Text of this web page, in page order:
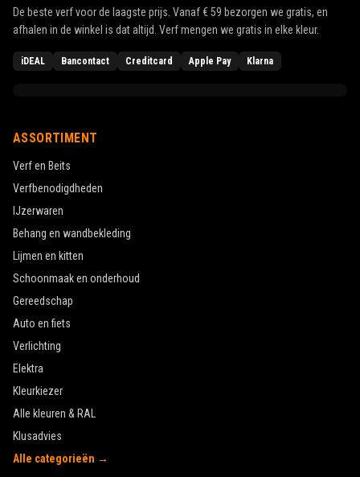
De beste verf voor de laagste prijs. Vanaf€ 59 bezorgen we gratis, en
afhalen in de winkel is dat altijd. Verf mengen we gratis in elke kleur.
iDEAL Bancontact Creditcard Apple Pay Klarna
ASSORTIMENT
Verf en Beits
Verfbenodigdheden
IJzerwaren
Behang en wandbekleding
Lijmen en kitten
Schoonmaak en onderhoud
Gereedschap
Auto en fiets
Verlichting
Elektra
Kleurkiezer
Alle kleuren & RAL
Klusadvies
Alle categorieën →